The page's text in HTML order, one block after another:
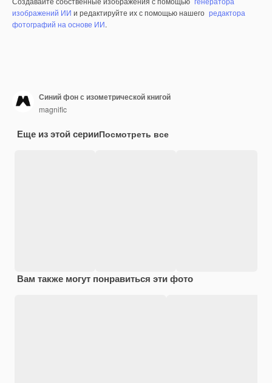
изображений ИИ и редактируйте их с помощью нашего редактора
фотографий на основе ИИ.
Синий фон с изометрической книгой
magnific
Еще из этой серииПосмотреть все
Вам также могут понравиться эти фото